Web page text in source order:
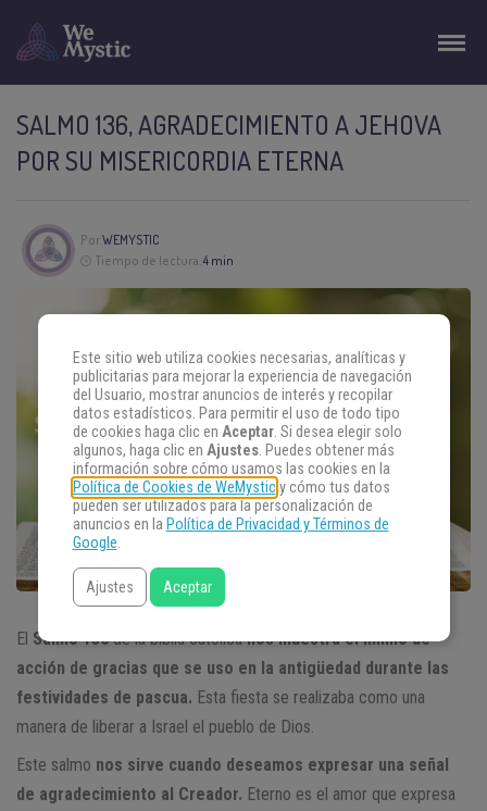
SALMO 136, AGRADECIMIENTO A JEHOVA
POR SU MISERICORDIA ETERNA
PorWEMYSTIC
Tiempo de lectura:4 min
El Salmo 136de la biblia católicanos muestra el himno de
acción de gracias que se uso en la antigüedad durante las
festividades de pascua. Esta fiesta se realizaba como una
manera de liberar a Israel el pueblo de Dios.
Este salmo nos sirve cuando deseamos expresar una señal
de agradecimiento al Creador. Eterno es el amor que expresa
Este sitio web utiliza cookies necesarias, analíticas y
publicitarias para mejorar la experiencia de navegación
del Usuario, mostrar anuncios de interés y recopilar
datos estadísticos. Para permitir el uso de todo tipo
de cookies haga clic en Aceptar. Si desea elegir solo
algunos, haga clic en Ajustes. Puedes obtener más
información sobre cómo usamos las cookies en la
Política de Cookies de WeMysticy cómo tus datos
pueden ser utilizados para la personalización de
anuncios en la Política de Privacidad y Términos de
Google.
Ajustes Aceptar